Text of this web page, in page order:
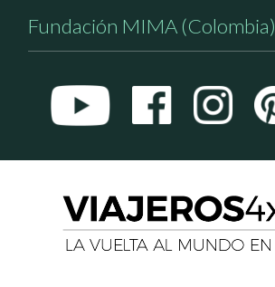
Fundación MIMA (Colombia)